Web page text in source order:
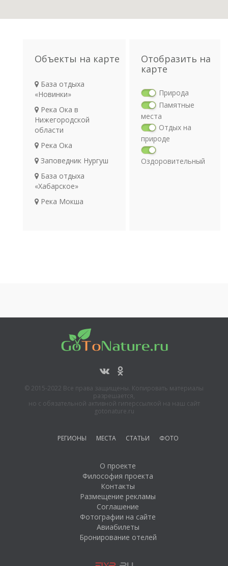
Объекты на карте
База отдыха
«Новинки»
Река Ока в
Нижегородской
области
Река Ока
Заповедник Нургуш
База отдыха
«Хабарское»
Река Мокша
«Новинки»
Отобразить на
карте
Природа
Памятные
места
Отдых на
природе
Оздоровительный
© 2015-2022 Все права защищены. Копировать материалы
разрешается,
но с обязательной активной гиперссылкой на наш сайт
gotonature.ru
РЕГИОНЫ МЕСТА СТАТЬИ ФОТО
О проекте
Философия проекта
Контакты
Размещение рекламы
Соглашение
Фотографии на сайте
Авиабилеты
Бронирование отелей